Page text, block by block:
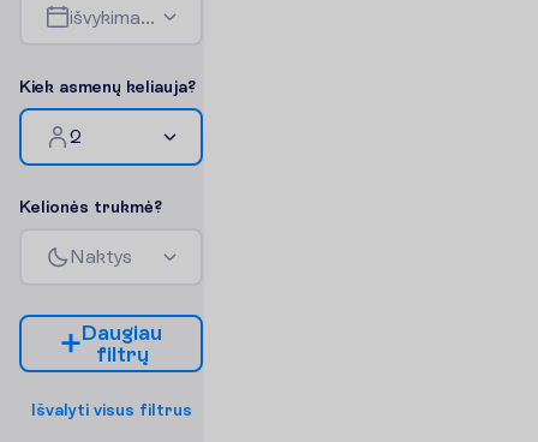
išvykimas g
Kiek asmenų keliauja?
2
Kelionės trukmė?
Naktys
Daugiau
filtrų
Išvalyti visus filtrus